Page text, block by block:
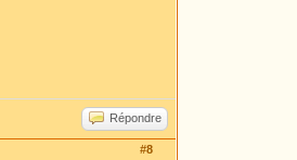
Répondre
#8